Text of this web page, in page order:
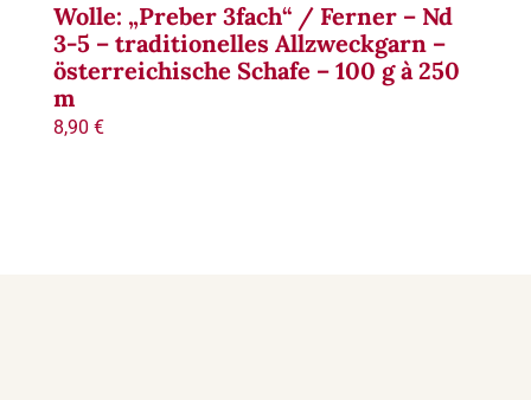
Wolle: „Preber 3fach“ / Ferner – Nd
3-5 – traditionelles Allzweckgarn –
österreichische Schafe – 100 g à 250
m
8,90 €